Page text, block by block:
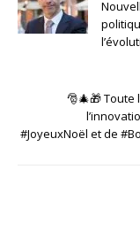
🎅🎄🎁 Toute
#JoyeuxNoël et de